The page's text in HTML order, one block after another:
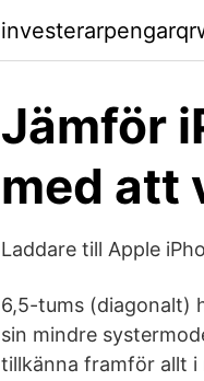
Jämför
med att
Laddare till Apple
6,5-tums (diagonalt)
sin mindre
tillkänna framför allt i